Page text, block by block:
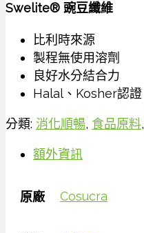
Swelite® 豌豆纖維
比利時來源
製程無使用溶劑
良好水分結合力
Halal、Kosher認證
分類: 消化順暢, 食品原料,
額外資訊
原廠 Cosucra